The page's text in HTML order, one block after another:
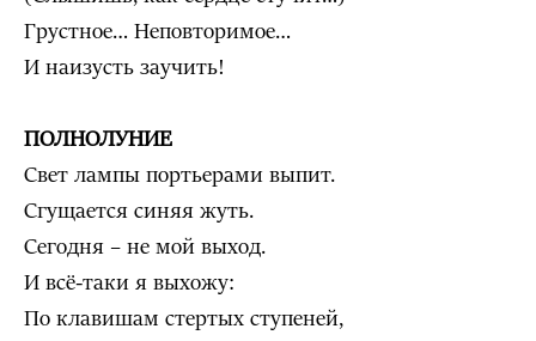
Грустное… Неповторимое…
И наизусть заучить!
ПОЛНОЛУНИЕ
Свет лампы портьерами выпит.
Сгущается синяя жуть.
Сегодня – не мой выход.
И всё-таки я выхожу:
По клавишам стертых ступеней,